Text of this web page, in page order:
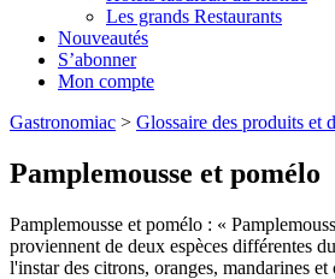
Les grands Restaurants
Nouveautés
S’abonner
Mon compte
Gastronomiac > Glossaire des produits et
Pamplemousse et pomélo
Pamplemousse et pomélo : «
proviennent de deux espèces différentes du
l'instar des citrons, oranges, mandarines